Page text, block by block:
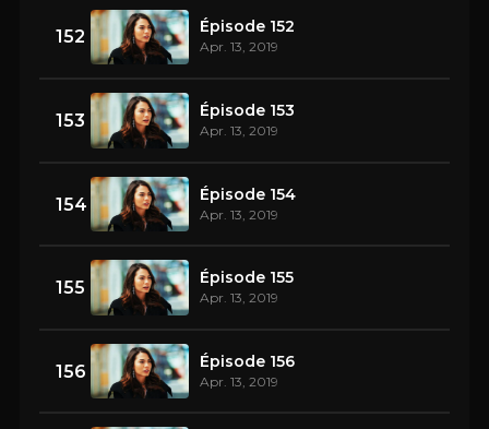
152 Épisode 152
Apr. 13, 2019
153 Épisode 153
Apr. 13, 2019
154 Épisode 154
Apr. 13, 2019
155 Épisode 155
Apr. 13, 2019
156 Épisode 156
Apr. 13, 2019